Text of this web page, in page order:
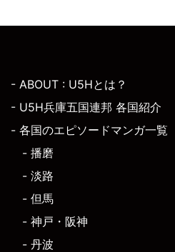
- ABOUT : U5Hとは？
- U5H兵庫五国連邦 各国紹介
- 各国のエピソードマンガ一覧
- 播磨
- 淡路
- 但馬
- 神戸・阪神
- 丹波